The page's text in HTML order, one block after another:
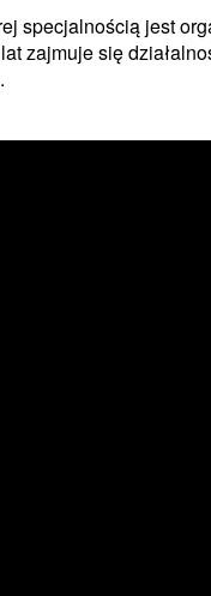
specjalnością jest
zajmuje się